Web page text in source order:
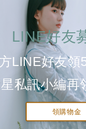
LINE好友
LINE好友領
私訊小編再
領購物金
：低敏鋼針。
、耳勾：黃銅鍍K金再加
：黃銅鍍K金再加上一層
/項鍊：黃銅鍍K金再加上
手鍊/項鍊尺
：13cm + 4.5cm (延長鏈,
：38cm + 4.5cm (延長鏈